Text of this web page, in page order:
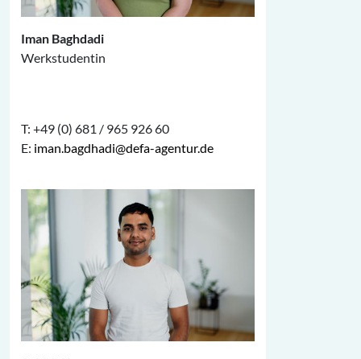
Iman Baghdadi
Werkstudentin
T: +49 (0) 681 / 965 926 60
E: iman.bagdhadi@defa-agentur.de